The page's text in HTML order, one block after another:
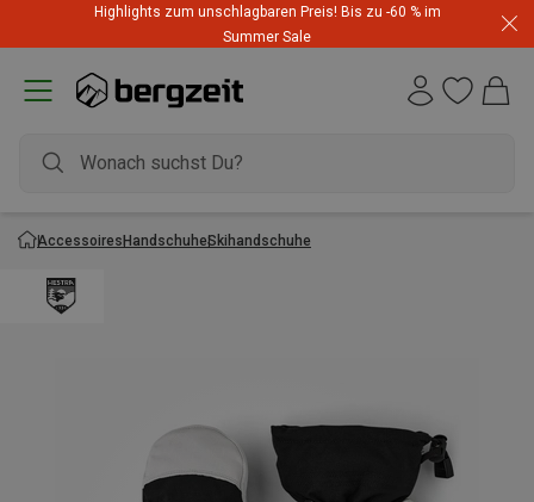
Highlights zum unschlagbaren Preis! Bis zu -60 % im
Summer Sale
AccessoiresHandschuheSkihandschuhe